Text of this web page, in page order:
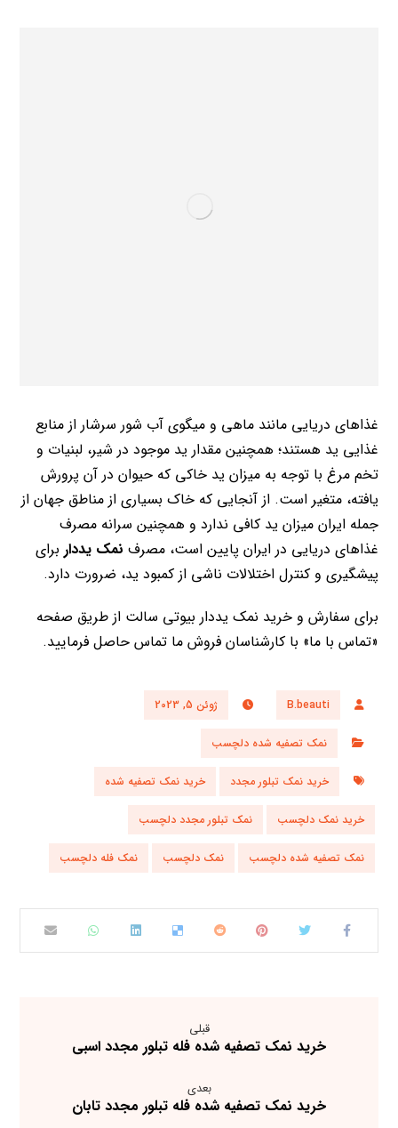
غذاهای دریایی مانند ماهی و میگوی آب شور سرشار از منابع
غذایی ید هستند؛ همچنین مقدار ید موجود در شیر، لبنیات و
تخم مرغ با توجه به میزان ید خاکی که حیوان در آن پرورش
یافته، متغیر است. از آنجایی که خاک بسیاری از مناطق جهان از
جمله ایران میزان ید کافی ندارد و همچنین سرانه مصرف
غذاهای دریایی در ایران پایین است، مصرف نمک یددار برای
پیشگیری و کنترل اختلالات ناشی از کمبود ید، ضرورت دارد.
برای سفارش و خرید نمک یددار بیوتی سالت از طریق صفحه
«تماس با ما» با کارشناسان فروش ما تماس حاصل فرمایید.
B.beauti ژوئن 5, 2023
نمک تصفیه شده دلچسب
خرید نمک تبلور مجدد خرید نمک تصفیه شده
خرید نمک دلچسب نمک تبلور مجدد دلچسب
نمک تصفیه شده دلچسب نمک دلچسب نمک فله دلچسب
قبلی
خرید نمک تصفیه شده فله تبلور مجدد اسبی
بعدی
خرید نمک تصفیه شده فله تبلور مجدد تابان